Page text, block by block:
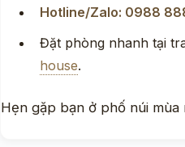
Hotline/Zalo: 0988
Đặt phòng nhanh tại
house.
Hẹn gặp bạn ở phố núi mùa